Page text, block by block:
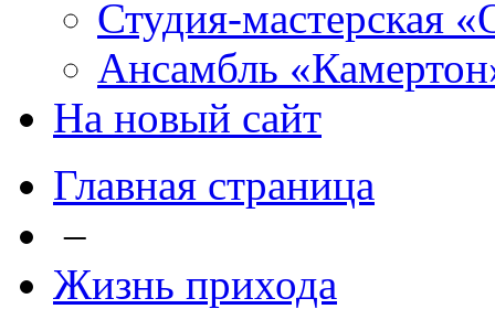
Студия-мастерская
Ансамбль
На новый сайт
Главная страница
–
Жизнь прихода